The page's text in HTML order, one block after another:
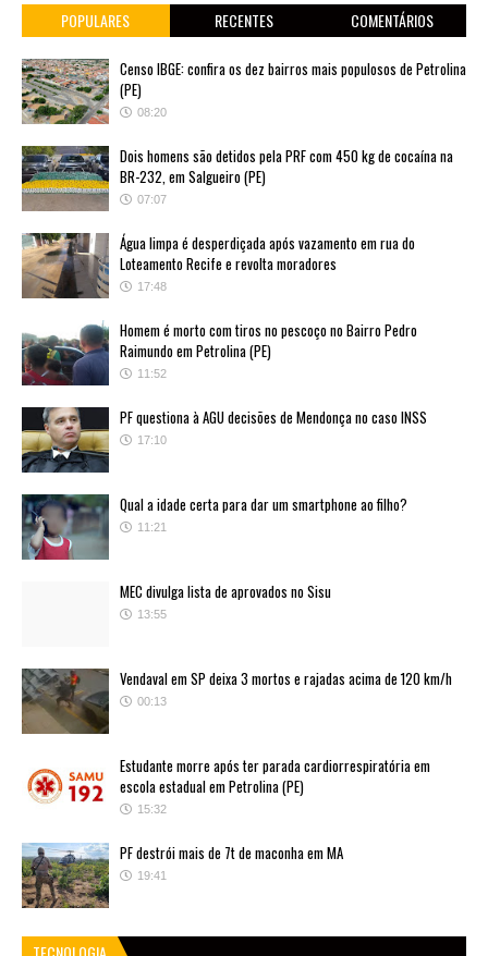
POPULARES RECENTES COMENTÁRIOS
Censo IBGE: confira os dez bairros mais populosos de Petrolina
(PE)
08:20
Dois homens são detidos pela PRF com 450 kg de cocaína na
BR-232, em Salgueiro (PE)
07:07
Água limpa é desperdiçada após vazamento em rua do
Loteamento Recife e revolta moradores
17:48
Homem é morto com tiros no pescoço no Bairro Pedro
Raimundo em Petrolina (PE)
11:52
PF questiona à AGU decisões de Mendonça no caso INSS
17:10
Qual a idade certa para dar um smartphone ao filho?
11:21
MEC divulga lista de aprovados no Sisu
13:55
Vendaval em SP deixa 3 mortos e rajadas acima de 120 km/h
00:13
Estudante morre após ter parada cardiorrespiratória em
escola estadual em Petrolina (PE)
15:32
PF destrói mais de 7t de maconha em MA
19:41